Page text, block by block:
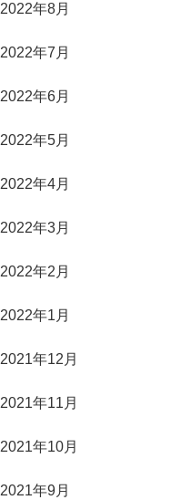
2022年8月
2022年7月
2022年6月
2022年5月
2022年4月
2022年3月
2022年2月
2022年1月
2021年12月
2021年11月
2021年10月
2021年9月